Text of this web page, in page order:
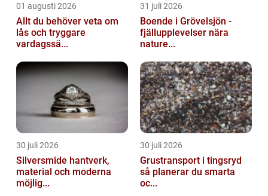
01 augusti 2026
Allt du behöver veta om
lås och tryggare
vardagssä...
31 juli 2026
Boende i Grövelsjön -
fjällupplevelser nära
nature...
30 juli 2026
Silversmide hantverk,
material och moderna
möjlig...
30 juli 2026
Grustransport i tingsryd
så planerar du smarta
oc...